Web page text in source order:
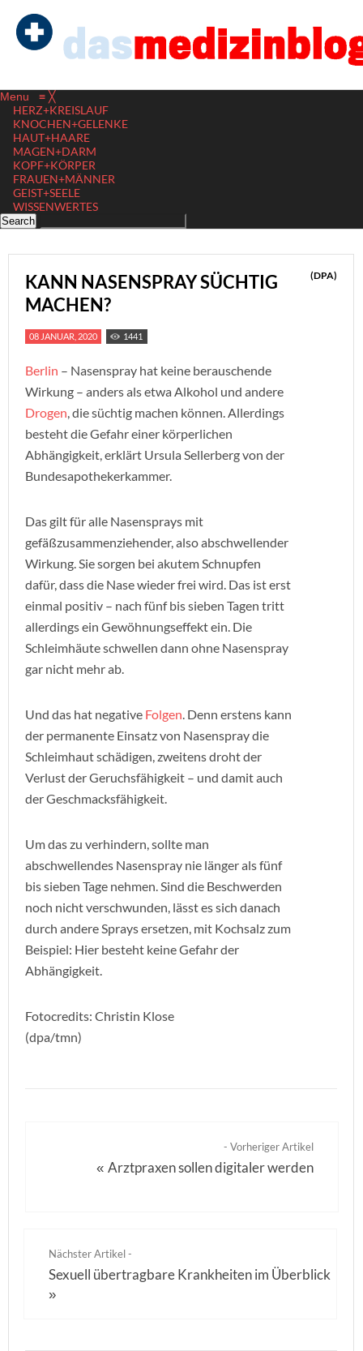
Menu ≡ ╳
HERZ+KREISLAUF
KNOCHEN+GELENKE
HAUT+HAARE
MAGEN+DARM
KOPF+KÖRPER
FRAUEN+MÄNNER
GEIST+SEELE
WISSENWERTES
KANN NASENSPRAY SÜCHTIG
MACHEN?
(DPA)
08 JANUAR, 2020 1441
Berlin – Nasenspray hat keine berauschende
Wirkung – anders als etwa Alkohol und andere
Drogen, die süchtig machen können. Allerdings
besteht die Gefahr einer körperlichen
Abhängigkeit, erklärt Ursula Sellerberg von der
Bundesapothekerkammer.
Das gilt für alle Nasensprays mit
gefäßzusammenziehender, also abschwellender
Wirkung. Sie sorgen bei akutem Schnupfen
dafür, dass die Nase wieder frei wird. Das ist erst
einmal positiv – nach fünf bis sieben Tagen tritt
allerdings ein Gewöhnungseffekt ein. Die
Schleimhäute schwellen dann ohne Nasenspray
gar nicht mehr ab.
Und das hat negative Folgen. Denn erstens kann
der permanente Einsatz von Nasenspray die
Schleimhaut schädigen, zweitens droht der
Verlust der Geruchsfähigkeit – und damit auch
der Geschmacksfähigkeit.
Um das zu verhindern, sollte man
abschwellendes Nasenspray nie länger als fünf
bis sieben Tage nehmen. Sind die Beschwerden
noch nicht verschwunden, lässt es sich danach
durch andere Sprays ersetzen, mit Kochsalz zum
Beispiel: Hier besteht keine Gefahr der
Abhängigkeit.
Fotocredits: Christin Klose
(dpa/tmn)
- Vorheriger Artikel
«Arztpraxen sollen digitaler werden
Nächster Artikel -
Sexuell übertragbare Krankheiten im Überblick
»